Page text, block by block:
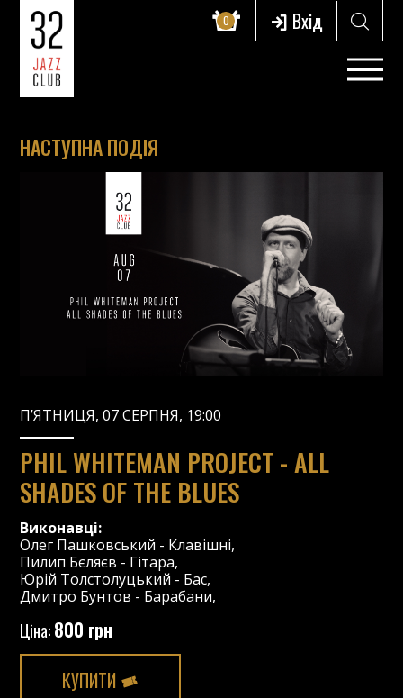
0 Вхід
НАСТУПНА ПОДІЯ
П’ЯТНИЦЯ, 07 СЕРПНЯ, 19:00
PHIL WHITEMAN PROJECT - ALL
SHADES OF THE BLUES
Виконавці:
Олег Пашковський - Клавішні,
Пилип Бєляєв - Гітара,
Юрій Толстолуцький - Бас,
Дмитро Бунтов - Барабани,
Ціна:800 грн
КУПИТИ